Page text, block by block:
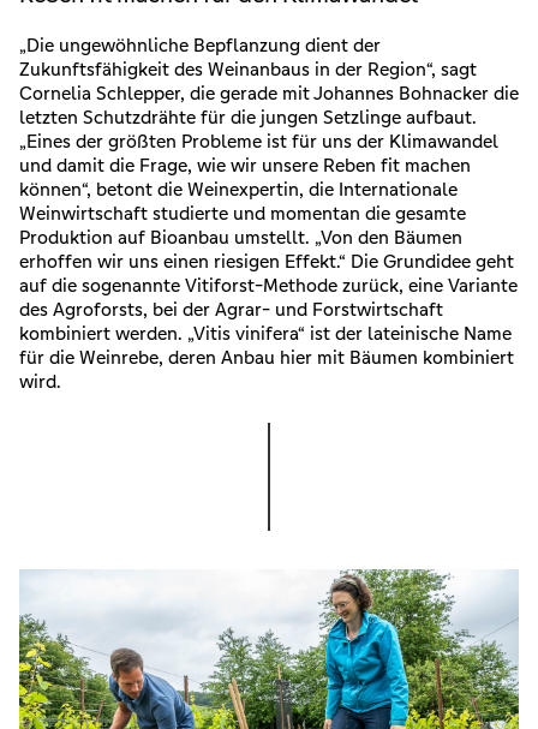
„Die ungewöhnliche Bepflanzung dient der
Zukunftsfähigkeit des Weinanbaus in der Region“, sagt
Cornelia Schlepper, die gerade mit Johannes Bohnacker die
letzten Schutzdrähte für die jungen Setzlinge aufbaut.
„Eines der größten Probleme ist für uns der Klimawandel
und damit die Frage, wie wir unsere Reben fit machen
können“, betont die Weinexpertin, die Internationale
Weinwirtschaft studierte und momentan die gesamte
Produktion auf Bioanbau umstellt. „Von den Bäumen
erhoffen wir uns einen riesigen Effekt.“ Die Grundidee geht
auf die sogenannte Vitiforst-Methode zurück, eine Variante
des Agroforsts, bei der Agrar- und Forstwirtschaft
kombiniert werden. „Vitis vinifera“ ist der lateinische Name
für die Weinrebe, deren Anbau hier mit Bäumen kombiniert
wird.